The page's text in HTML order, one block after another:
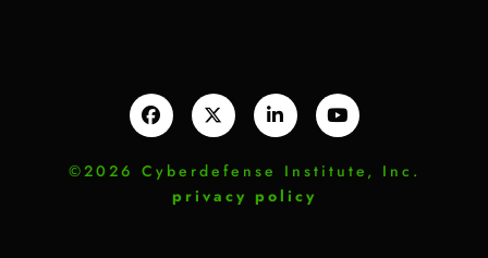
©2026 Cyberdefense Institute, Inc.
privacy policy